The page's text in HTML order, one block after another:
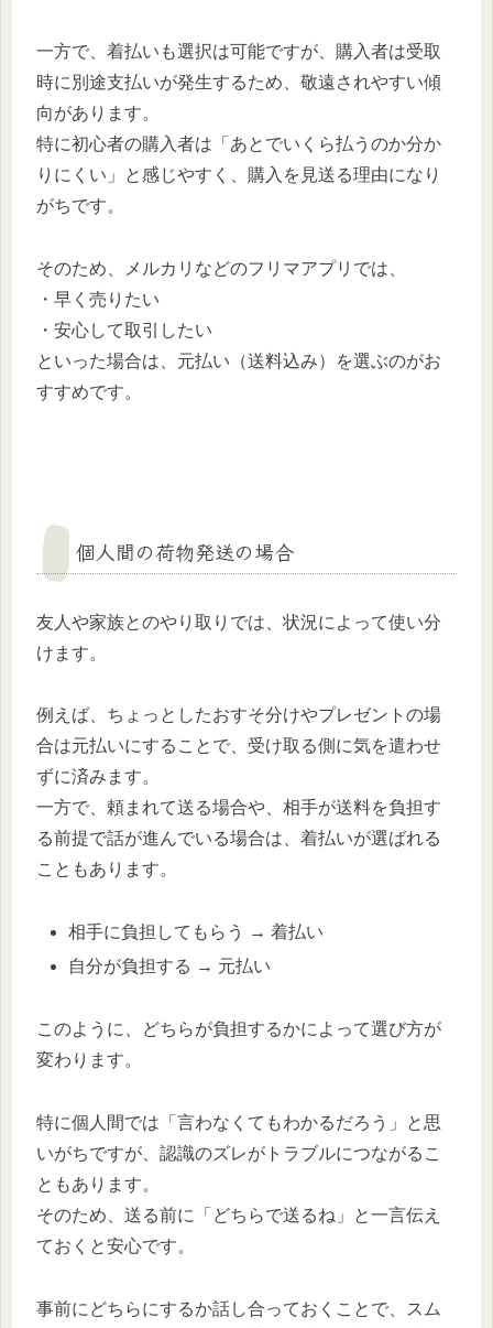
一方で、着払いも選択は可能ですが、購入者は受取
時に別途支払いが発生するため、敬遠されやすい傾
向があります。
特に初心者の購入者は「あとでいくら払うのか分か
りにくい」と感じやすく、購入を見送る理由になり
がちです。
そのため、メルカリなどのフリマアプリでは、
・早く売りたい
・安心して取引したい
といった場合は、元払い（送料込み）を選ぶのがお
すすめです。
個人間の荷物発送の場合
友人や家族とのやり取りでは、状況によって使い分
けます。
例えば、ちょっとしたおすそ分けやプレゼントの場
合は元払いにすることで、受け取る側に気を遣わせ
ずに済みます。
一方で、頼まれて送る場合や、相手が送料を負担す
る前提で話が進んでいる場合は、着払いが選ばれる
こともあります。
相手に負担してもらう → 着払い
自分が負担する → 元払い
このように、どちらが負担するかによって選び方が
変わります。
特に個人間では「言わなくてもわかるだろう」と思
いがちですが、認識のズレがトラブルにつながるこ
ともあります。
そのため、送る前に「どちらで送るね」と一言伝え
ておくと安心です。
事前にどちらにするか話し合っておくことで、スム